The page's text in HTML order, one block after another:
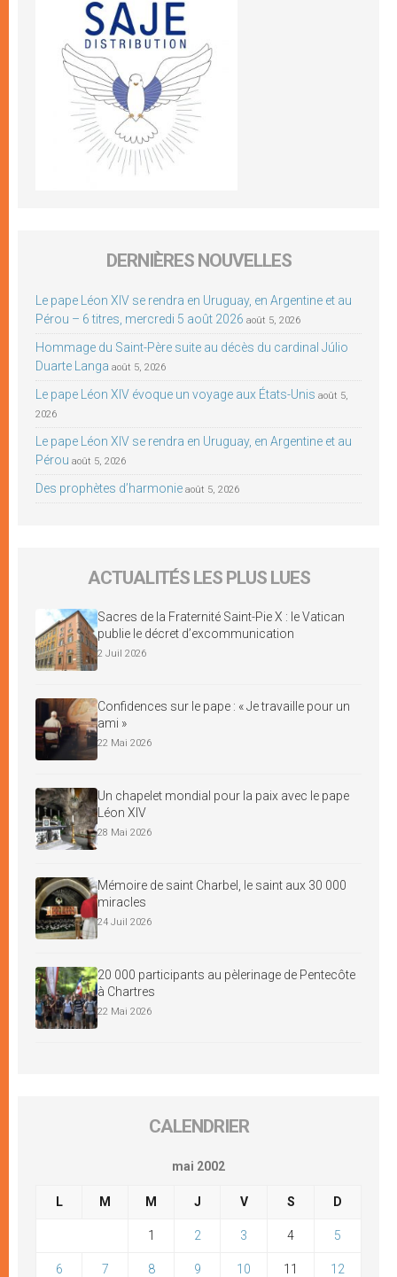
DERNIÈRES NOUVELLES
Le pape Léon XIV se rendra en Uruguay, en Argentine et au
Pérou – 6 titres, mercredi 5 août 2026 août 5, 2026
Hommage du Saint-Père suite au décès du cardinal Júlio
Duarte Langa août 5, 2026
Le pape Léon XIV évoque un voyage aux États-Unis août 5,
2026
Le pape Léon XIV se rendra en Uruguay, en Argentine et au
Pérou août 5, 2026
Des prophètes d’harmonie août 5, 2026
ACTUALITÉS LES PLUS LUES
Sacres de la Fraternité Saint-Pie X : le Vatican
publie le décret d’excommunication
2 Juil 2026
Confidences sur le pape : « Je travaille pour un
ami »
22 Mai 2026
Un chapelet mondial pour la paix avec le pape
Léon XIV
28 Mai 2026
Mémoire de saint Charbel, le saint aux 30 000
miracles
24 Juil 2026
20 000 participants au pèlerinage de Pentecôte
à Chartres
22 Mai 2026
CALENDRIER
mai 2002
L M M J V S D
1 2 3 4 5
6 7 8 9 10 11 12